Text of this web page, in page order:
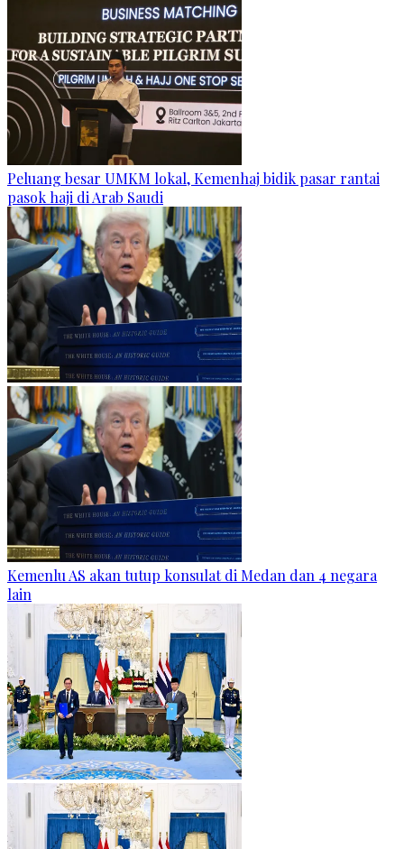
Peluang besar UMKM lokal, Kemenhaj bidik pasar rantai
pasok haji di Arab Saudi
Kemenlu AS akan tutup konsulat di Medan dan 4 negara
lain